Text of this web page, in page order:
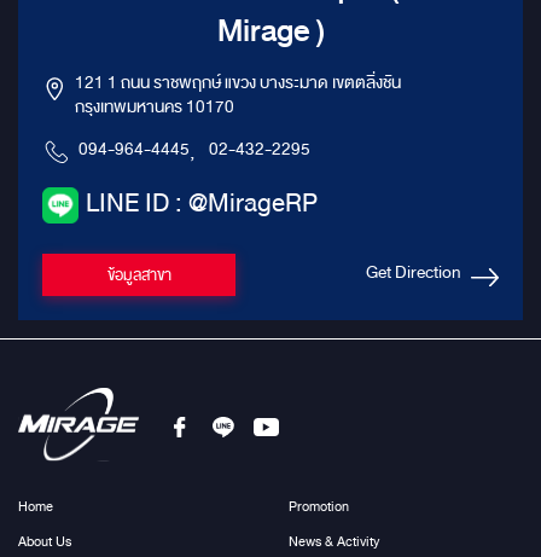
Mirage )
121 1 ถนน ราชพฤกษ์ แขวง บางระมาด เขตตลิ่งชัน
กรุงเทพมหานคร 10170
094-964-4445, 02-432-2295
LINE ID : @MirageRP
ข้อมูลสาขา Get Direction
Home
About Us
Promotion
News & Activity